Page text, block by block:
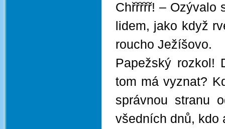
Chřřřřř! – Ozývalo
lidem, jako když
roucho Ježíšovo.
Papežský rozkol!
tom má vyznat?
správnou stranu
všedních dnů, kdo